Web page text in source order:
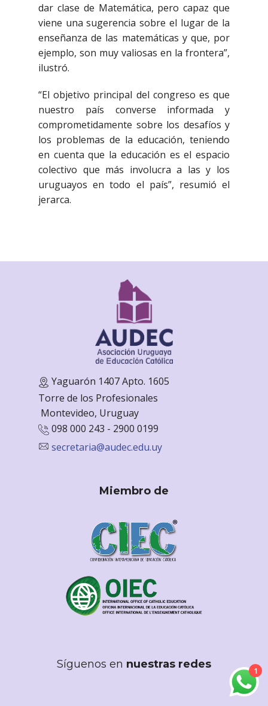
dar clase de Matemática, pero capaz que
viene una sugerencia sobre el lugar de la
enseñanza de las matemáticas y que, por
ejemplo, son muy valiosas en la frontera”,
ilustró.
“El objetivo principal del congreso es que
nuestro país converse informada y
comprometidamente sobre los desafíos y
los problemas de la educación, teniendo
en cuenta que la educación es el espacio
colectivo que más involucra a las y los
uruguayos en todo el país”, resumió el
jerarca.
Yaguarón 1407 Apto. 1605
Torre de los Profesionales
Montevideo, Uruguay
098 000 243 - 2900 0199
secretaria@audec.edu.uy
Miembro de
Síguenos en nuestras redes
1